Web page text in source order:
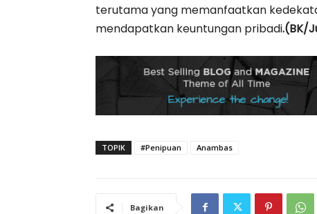
terutama yang memanfaatkan
mendapatkan keuntungan pribadi.(BK/
TOPIK #Penipuan Anambas
Bagikan